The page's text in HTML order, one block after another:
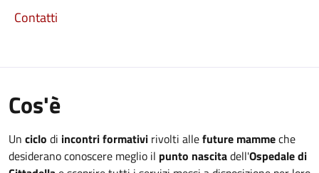
Contatti
Cos'è
Un ciclo di incontri formativi rivolti allefuture mammeche
desiderano conoscere meglio il punto nascitadell'Ospedale di